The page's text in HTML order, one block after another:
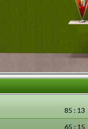
85 : 13
65 : 15